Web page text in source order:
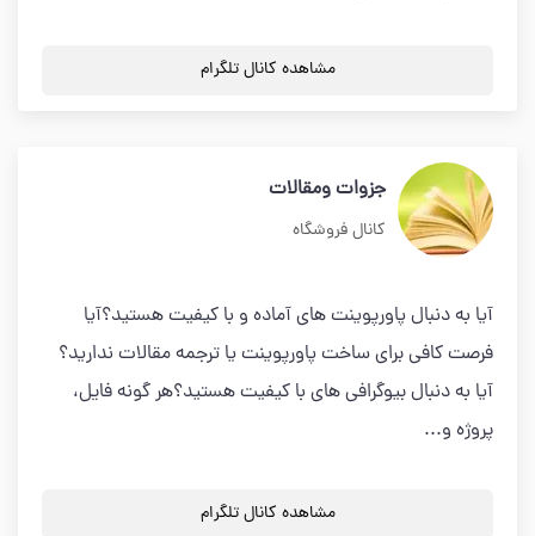
مشاهده کانال تلگرام
جزوات ومقالات
کانال فروشگاه
آیا به دنبال پاورپوینت های آماده و با کیفیت هستید؟آیا
فرصت کافی برای ساخت پاورپوینت یا ترجمه مقالات ندارید؟
آیا به دنبال بیوگرافی های با کیفیت هستید؟هر گونه فایل،
پروژه و...
مشاهده کانال تلگرام